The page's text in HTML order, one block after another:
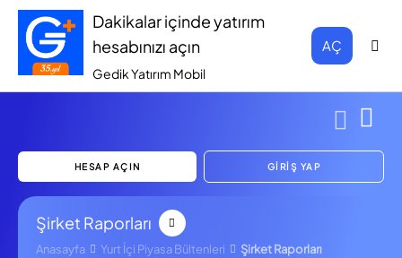
Dakikalar içinde yatırım
hesabınızı açın
Gedik Yatırım Mobil
AÇ
HESAP AÇIN GİRİŞ YAP
Şirket Raporları
Anasayfa Yurt İçi Piyasa Bültenleri Şirket Raporları